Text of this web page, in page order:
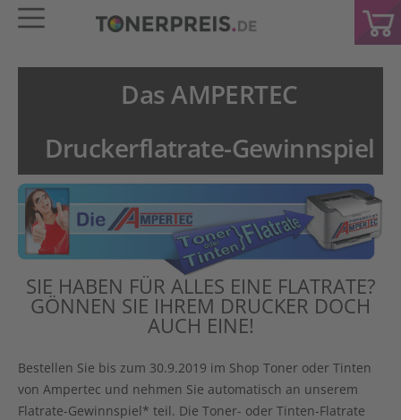
Das AMPERTEC
Druckerflatrate-Gewinnspiel
SIE HABEN FÜR ALLES EINE FLATRATE?
GÖNNEN SIE IHREM DRUCKER DOCH
AUCH EINE!
Bestellen Sie bis zum 30.9.2019 im Shop Toner oder Tinten
von Ampertec und nehmen Sie automatisch an unserem
Flatrate-Gewinnspiel* teil. Die Toner- oder Tinten-Flatrate